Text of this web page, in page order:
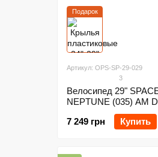
Подарок
Артикул: OPS-SP-29-029
3
Велосипед 29"
NEPTUNE (035) AM
7 249 грн
Купить